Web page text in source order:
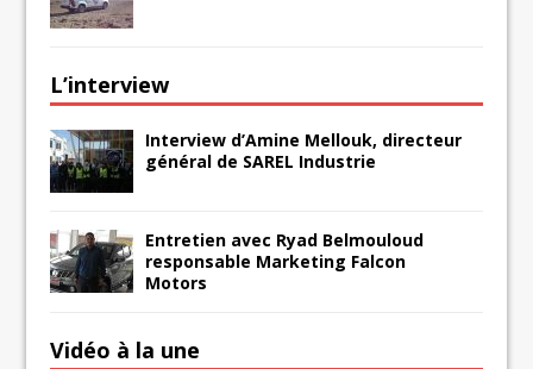
L’interview
Interview d’Amine Mellouk, directeur
général de SAREL Industrie
Entretien avec Ryad Belmouloud
responsable Marketing Falcon
Motors
Vidéo à la une